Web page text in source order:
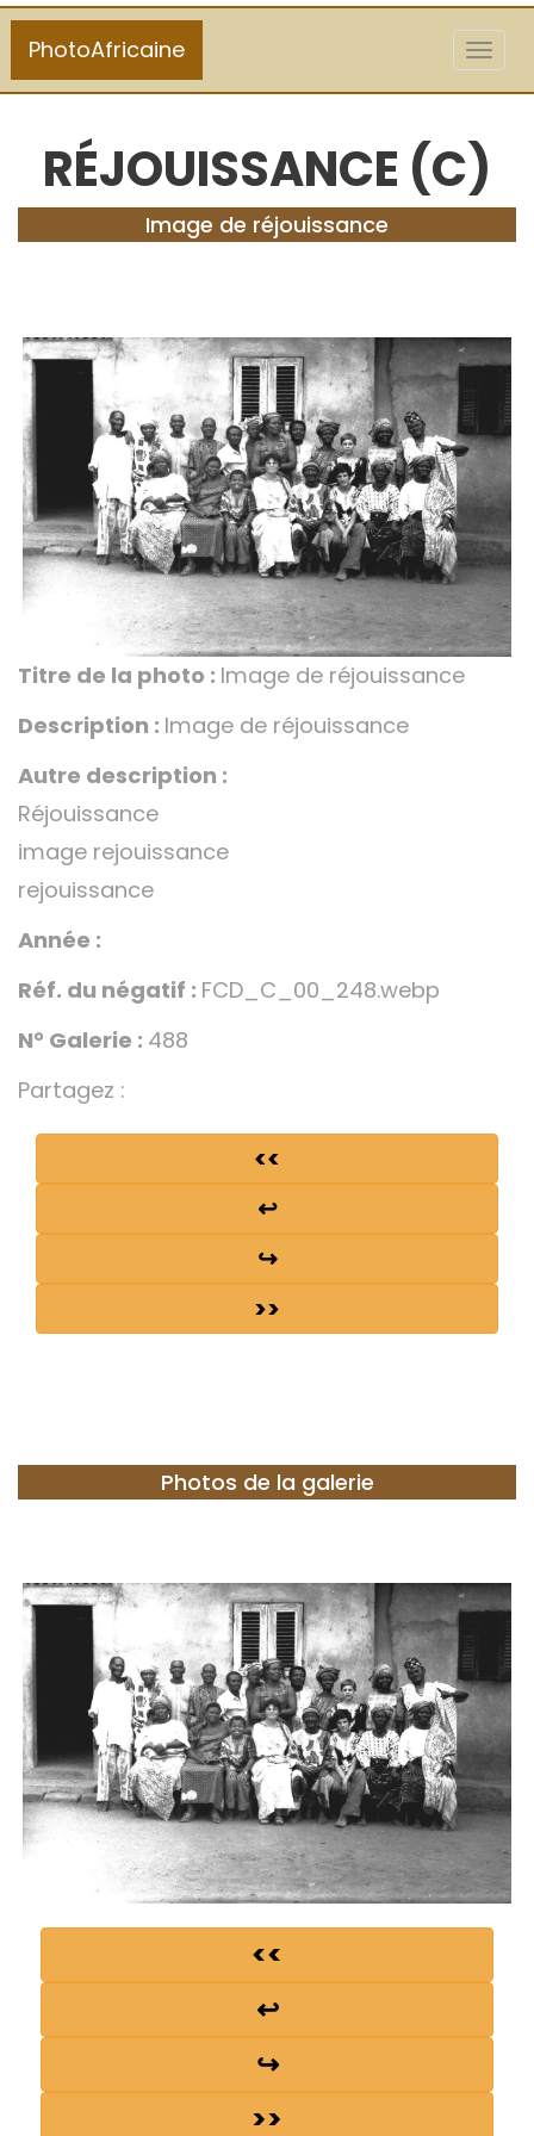
PhotoAfricaine
RÉJOUISSANCE (C)
Image de réjouissance
Titre de la photo : Image de réjouissance
Description : Image de réjouissance
Autre description :
Réjouissance
image rejouissance
rejouissance
Année :
Réf. du négatif : FCD_C_00_248.webp
N° Galerie : 488
Partagez :
<<
↩
↪
>>
Photos de la galerie
<<
↩
↪
>>